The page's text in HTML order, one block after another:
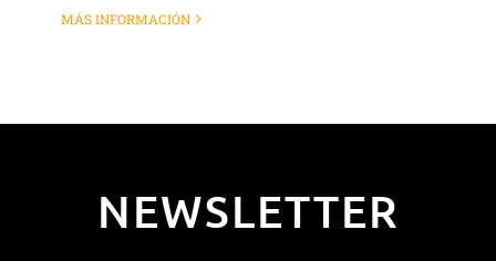
MÁS INFORMACIÓN
NEWSLETTER